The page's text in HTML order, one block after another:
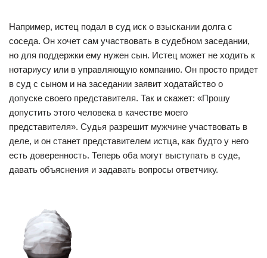
Например, истец подал в суд иск о взыскании долга с
соседа. Он хочет сам участвовать в судебном заседании,
но для поддержки ему нужен сын. Истец может не ходить к
нотариусу или в управляющую компанию. Он просто придет
в суд с сыном и на заседании заявит ходатайство о
допуске своего представителя. Так и скажет: «Прошу
допустить этого человека в качестве моего
представителя». Судья разрешит мужчине участвовать в
деле, и он станет представителем истца, как будто у него
есть доверенность. Теперь оба могут выступать в суде,
давать объяснения и задавать вопросы ответчику.